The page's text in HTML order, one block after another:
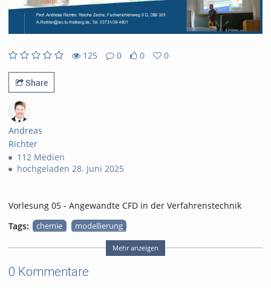
125
0
0
0
Share
Andreas
Richter
112 Medien
hochgeladen 28. Juni 2025
Vorlesung 05 - Angewandte CFD in der Verfahrenstechnik
Tags:
chemie
modellierung
numerische simulation
Mehr anzeigen
0 Kommentare